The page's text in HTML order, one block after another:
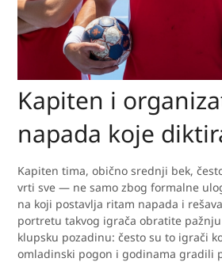
Kapiten i
napada koje
Kapiten tima, obično srednji bek,
vrti sve — ne samo zbog formalne
na koji postavlja ritam napada i
portretu takvog igrača obratite
klupsku pozadinu: često su to igrači
omladinski pogon i godinama gradili